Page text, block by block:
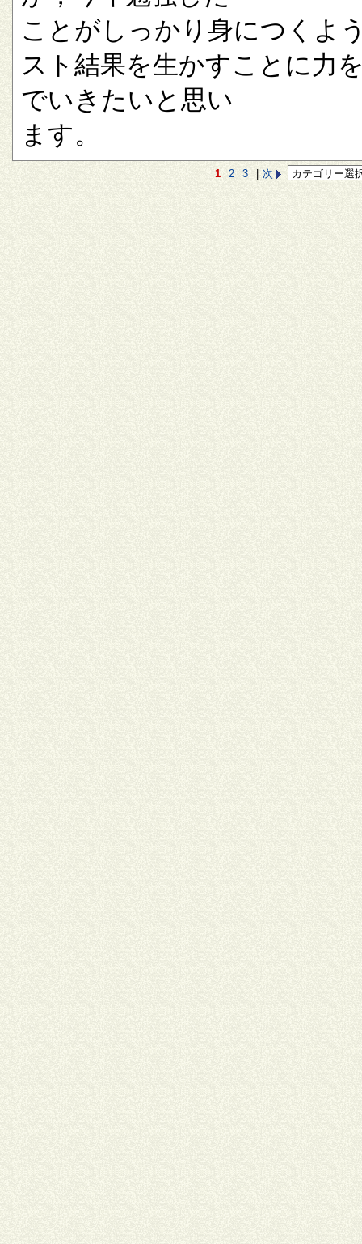
ことがしっかり身につくよ
スト結果を生かすことに力
でいきたいと思い
ます。
1 2 3 次